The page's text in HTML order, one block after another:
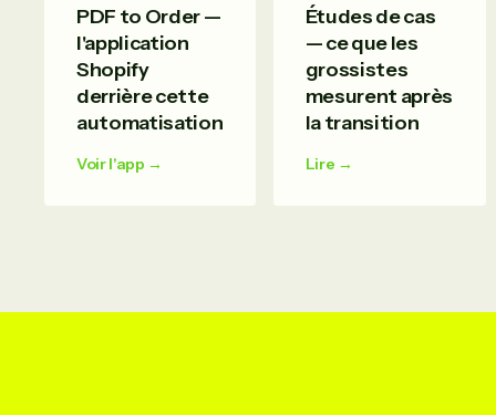
PDF to Order —
l'application
Shopify
derrière cette
automatisation
Voir l'app →
Études de cas
— ce que les
grossistes
mesurent après
la transition
Lire →